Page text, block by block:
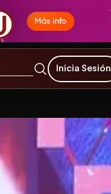
Inicia Sesión